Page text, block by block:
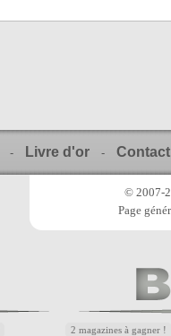
- Livre d'or - Contact
© 2007-
Page
2 magazines à gagner !